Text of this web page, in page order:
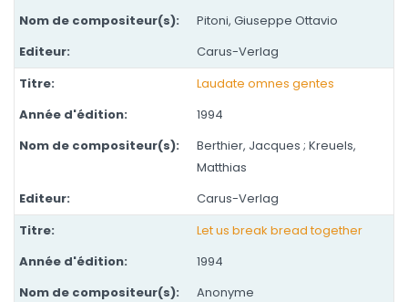
Pitoni, Giuseppe Ottavio
Carus-Verlag
Laudate omnes gentes
1994
Berthier, Jacques ; Kreuels,
Matthias
Carus-Verlag
Let us break bread together
1994
Anonyme